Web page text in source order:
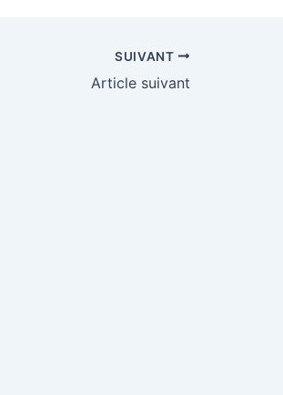
SUIVANT
Article suivant